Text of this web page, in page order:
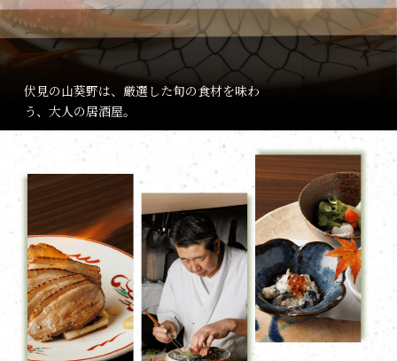
伏見の山葵野は、厳選した旬の食材を味わ
う、大人の居酒屋。